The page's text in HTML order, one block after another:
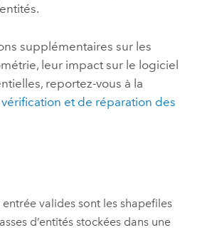
supplémentaires sur les
leur impact sur le logiciel
reportez-vous à la
et de réparation des
entrée valides sont les shapefiles
d’entités stockées dans une